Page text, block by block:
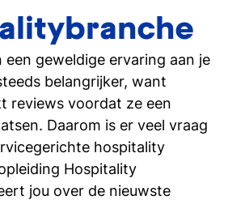
een geweldige ervaring aan je
belangrijker, want
reviews voordat ze een
Daarom is er veel vraag
hospitality
Hospitality
jou over de nieuwste